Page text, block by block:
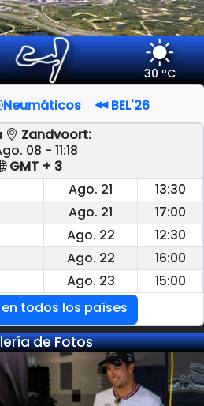
30 ºC
Neumáticos
BEL'26
Zandvoort:
08 - 11:18
GMT + 3
Ago. 21
13:30
Ago. 21
17:00
Ago. 22
12:30
Ago. 22
16:00
Ago. 23
15:00
todos los países
de Fotos